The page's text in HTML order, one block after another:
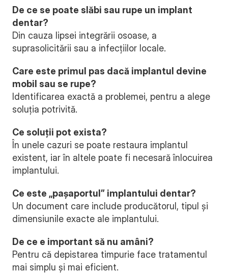
De ce se poate slăbi sau rupe un implant
dentar?
Din cauza lipsei integrării osoase, a
suprasolicitării sau a infecțiilor locale.
Care este primul pas dacă implantul devine
mobil sau se rupe?
Identificarea exactă a problemei, pentru a alege
soluția potrivită.
Ce soluții pot exista?
În unele cazuri se poate restaura implantul
existent, iar în altele poate fi necesară înlocuirea
implantului.
Ce este „pașaportul” implantului dentar?
Un document care include producătorul, tipul și
dimensiunile exacte ale implantului.
De ce e important să nu amâni?
Pentru că depistarea timpurie face tratamentul
mai simplu și mai eficient.